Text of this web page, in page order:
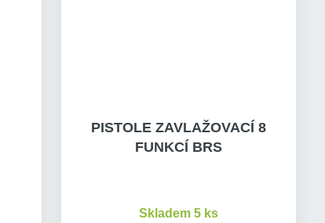
PISTOLE ZAVLAŽOVACÍ 8
FUNKCÍ BRS
Skladem 5 ks